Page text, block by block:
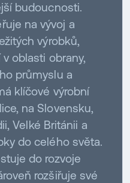
budoucnosti.
na vývoj a
výrobků,
oblasti obrany,
průmyslu a
klíčové výrobní
na Slovensku,
Velké Británii a
do celého světa.
do rozvoje
rozšiřuje své